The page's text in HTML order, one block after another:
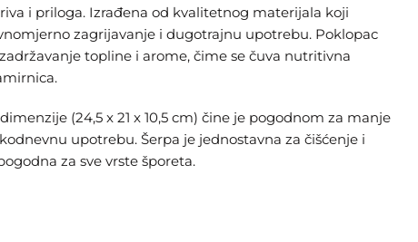
i priloga. Izrađena od kvalitetnog materijala koji
zagrijavanje i dugotrajnu upotrebu. Poklopac
topline i arome, čime se čuva nutritivna
(24,5 x 21 x 10,5 cm) čine je pogodnom za manje
upotrebu. Šerpa je jednostavna za čišćenje i
za sve vrste šporeta.